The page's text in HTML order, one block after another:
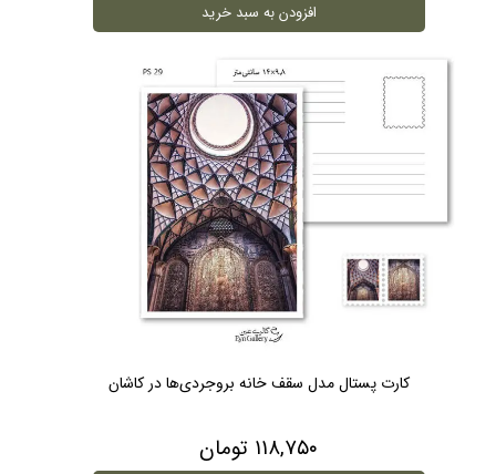
افزودن به سبد خرید
کارت پستال مدل سقف خانه بروجردی‌ها در کاشان
۱۱۸,۷۵۰ تومان